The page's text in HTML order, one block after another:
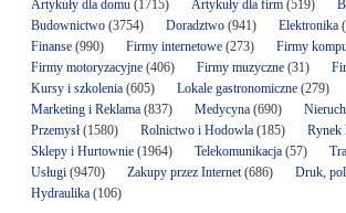
Artykuły dla domu(1715) Artykuły dla firm(519)
Budownictwo(3754) Doradztwo(941) Elektronika
Finanse(990) Firmy internetowe (273) Firmy
Firmy motoryzacyjne(406) Firmy muzyczne(31)
Kursy i szkolenia(605) Lokale gastronomiczne(279)
Marketing i Reklama(837) Medycyna(690)
Przemysł(1580) Rolnictwo i Hodowla(185) Rynek
Sklepy i Hurtownie(1964) Telekomunikacja(57)
Usługi(9470) Zakupy przez Internet(686) Druk,
Hydraulika(106)